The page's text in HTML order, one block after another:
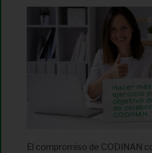
El compromiso de CODINAN